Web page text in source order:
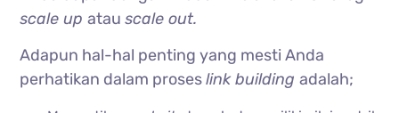
scale upatauscale out.
Adapun hal-hal penting yang mesti Anda
perhatikan dalam proseslink buildingadalah;